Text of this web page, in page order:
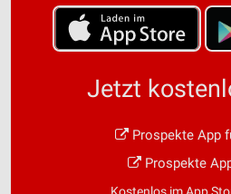
Jetzt
Prospekte App
Prospekte
Kostenlos im App